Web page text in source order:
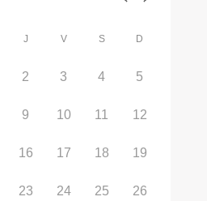
J V S D
2 3 4 5
9 10 11 12
16 17 18 19
23 24 25 26